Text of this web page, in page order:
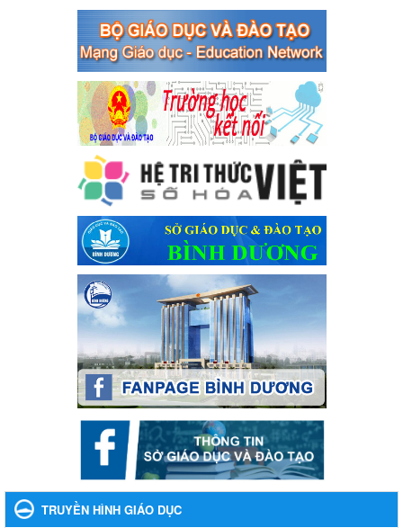
phạm, vi phạm pháp luật liên quan đến hoạt động tổ chức đánh
bạc và đánh bạc
Ngày ban hành: 04/03/2024
Kế hoạch Tổ chức Hội trại truyền thống học sinh thị xã Bến
Cát Lần thứ VIII, năm học 2023-2024
Kế hoạch Tổ chức Hội trại truyền thống học sinh thị xã Bến Cát
Lần thứ VIII, năm học 2023-2024
Ngày ban hành: 28/12/2023
Phối hợp rà soát nhu cầu tiêm vắc xin phòng Covid 19
Phối hợp rà soát nhu cầu tiêm vắc xin phòng Covid 19
Ngày ban hành: 22/11/2023
Phát động, triển khai Cuộc thi " An toàn giao thông cho nụ
cười ngày mai" dành cho học sinh và giáo viên trung học
năm học 2023-2024
Phát động, triển khai Cuộc thi " An toàn giao thông cho nụ cười
ngày mai" dành cho học sinh và giáo viên trung học năm học
Ngày ban hành: 22/11/2023
Nhắc nhỡ thực hiện thanh toán không dùng tiền mặt các
khoản thu trong nhà trường năm học 2023-2024 và các năm
Nhắc nhỡ thực hiện thanh toán không dùng tiền mặt các khoản
thu trong nhà trường năm học 2023-2024 và các năm tiếp theo
Ngày ban hành: 27/09/2023
TRUYỀN HÌNH GIÁO DỤC